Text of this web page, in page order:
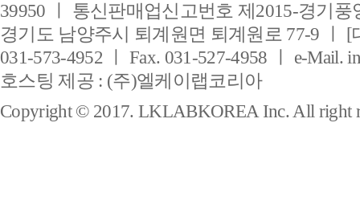
39950 ㅣ 통신판매업신고번호 제2015-경기풍
경기도 남양주시 퇴계원면 퇴계원로 77-9 ㅣ [
031-573-4952 ㅣ Fax. 031-527-4958 ㅣ e-Mail.
호스팅 제공 : (주)엘케이랩코리아
Copyright © 2017. LKLABKOREA Inc. All right